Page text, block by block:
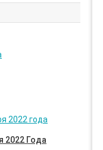
2022 Года